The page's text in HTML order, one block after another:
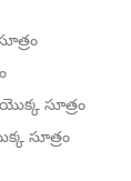
సూత్రం
సూత్రం